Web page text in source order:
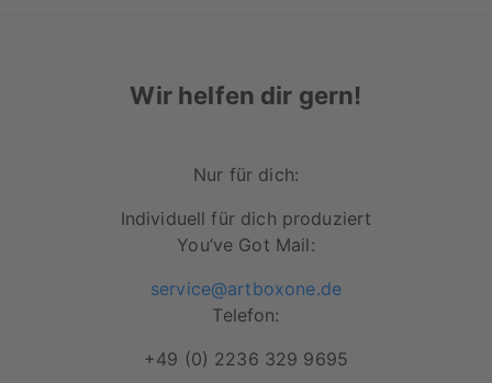
Wir helfen dir gern!
Nur für dich:
Individuell für dich produziert
You’ve Got Mail:
service@artboxone.de
Telefon:
+49 (0) 2236 329 9695